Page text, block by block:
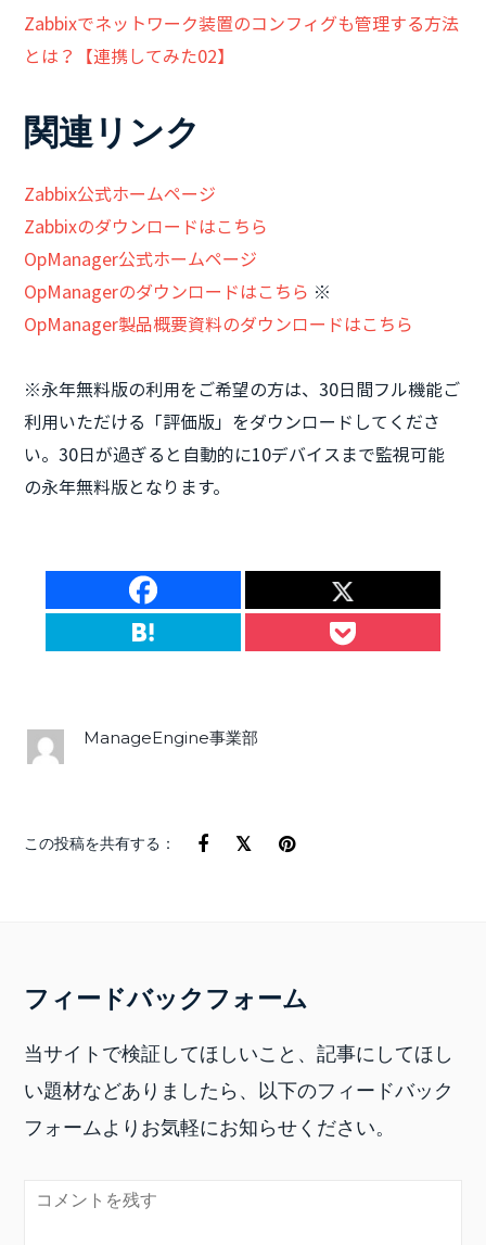
Zabbixでネットワーク装置のコンフィグも管理する方法
とは？【連携してみた02】
関連リンク
Zabbix公式ホームページ
Zabbixのダウンロードはこちら
OpManager公式ホームページ
OpManagerのダウンロードはこちら ※
OpManager製品概要資料のダウンロードはこちら
※永年無料版の利用をご希望の方は、30日間フル機能ご
利用いただける「評価版」をダウンロードしてくださ
い。30日が過ぎると自動的に10デバイスまで監視可能
の永年無料版となります。
ManageEngine事業部
この投稿を共有する：
フィードバックフォーム
当サイトで検証してほしいこと、記事にしてほし
い題材などありましたら、以下のフィードバック
フォームよりお気軽にお知らせください。